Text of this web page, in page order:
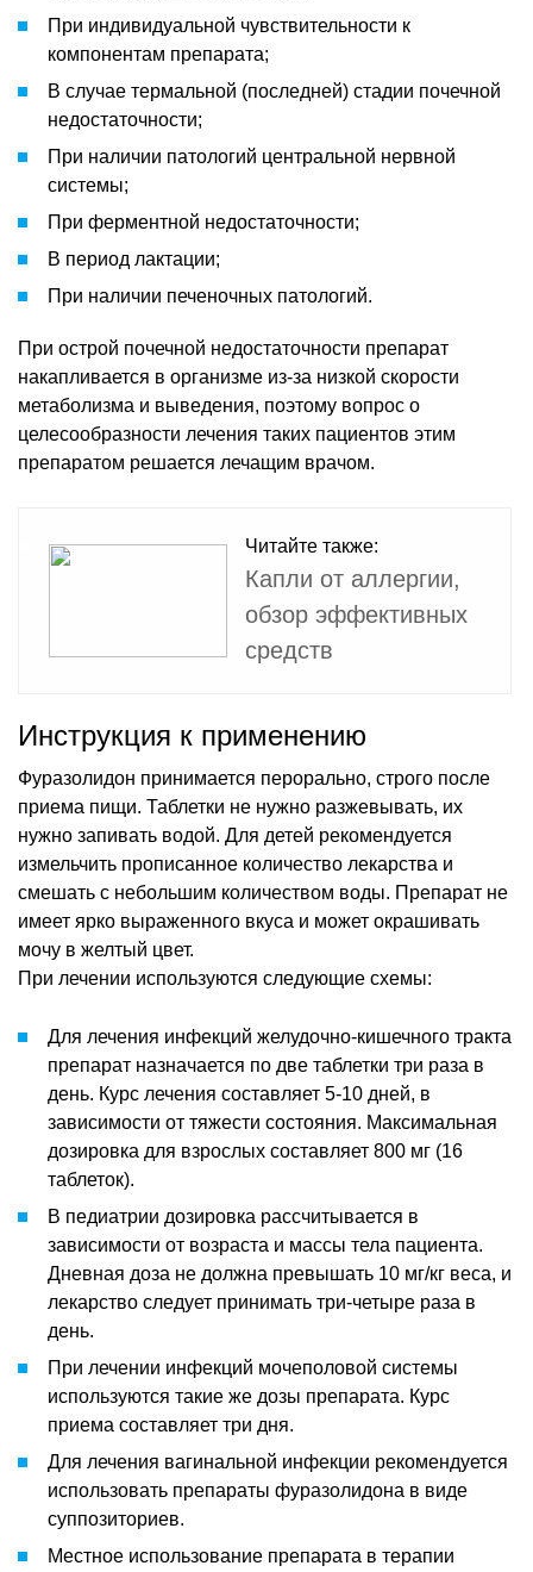
При индивидуальной чувствительности к
компонентам препарата;
В случае термальной (последней) стадии почечной
недостаточности;
При наличии патологий центральной нервной
системы;
При ферментной недостаточности;
В период лактации;
При наличии печеночных патологий.
При острой почечной недостаточности препарат
накапливается в организме из-за низкой скорости
метаболизма и выведения, поэтому вопрос о
целесообразности лечения таких пациентов этим
препаратом решается лечащим врачом.
Читайте также:
Капли от аллергии,
обзор эффективных
средств
Инструкция к применению
Фуразолидон принимается перорально, строго после
приема пищи. Таблетки не нужно разжевывать, их
нужно запивать водой. Для детей рекомендуется
измельчить прописанное количество лекарства и
смешать с небольшим количеством воды. Препарат не
имеет ярко выраженного вкуса и может окрашивать
мочу в желтый цвет.
При лечении используются следующие схемы:
Для лечения инфекций желудочно-кишечного тракта
препарат назначается по две таблетки три раза в
день. Курс лечения составляет 5-10 дней, в
зависимости от тяжести состояния. Максимальная
дозировка для взрослых составляет 800 мг (16
таблеток).
В педиатрии дозировка рассчитывается в
зависимости от возраста и массы тела пациента.
Дневная доза не должна превышать 10 мг/кг веса, и
лекарство следует принимать три-четыре раза в
день.
При лечении инфекций мочеполовой системы
используются такие же дозы препарата. Курс
приема составляет три дня.
Для лечения вагинальной инфекции рекомендуется
использовать препараты фуразолидона в виде
суппозиториев.
Местное использование препарата в терапии